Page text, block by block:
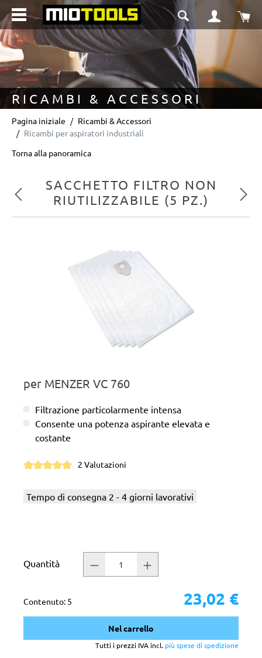
principale Il
RICAMBI & ACCESSORI
Pagina iniziale
Ricambi & Accessori
Ricambi per aspiratori industriali
Torna alla panoramica
PrecedenteSACCHETTO FILTRO NON
RIUTILIZZABILE (5 PZ.)
per MENZER VC 760
Filtrazione particolarmente intensa
Consente una potenza aspirante elevata e
costante
2 Valutazioni
Tempo di consegna 2 - 4 giorni lavorativi
Quantità
Contenuto: 5 23,02 €
Nel carrello
Tutti i prezzi IVA incl. più spese di spedizione